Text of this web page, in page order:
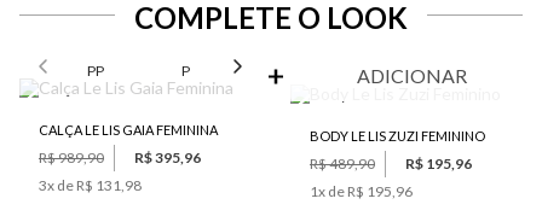
COMPLETE O LOOK
PP P M G GG
CALÇA LE LIS GAIA FEMININA
R$ 989,90
R$ 395,96
3x de R$ 131,98
ADICIONAR
BODY LE LIS ZUZI FEMININO
R$ 489,90
R$ 195,96
1x de R$ 195,96